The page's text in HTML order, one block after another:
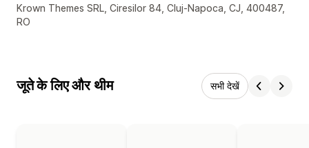
डिज़ाइनर के संपर्क की जानकारी
Krown Themes SRL, Ciresilor 84, Cluj-Napoca, CJ, 400487,
RO
जूते के लिए और थीम सभी देखें